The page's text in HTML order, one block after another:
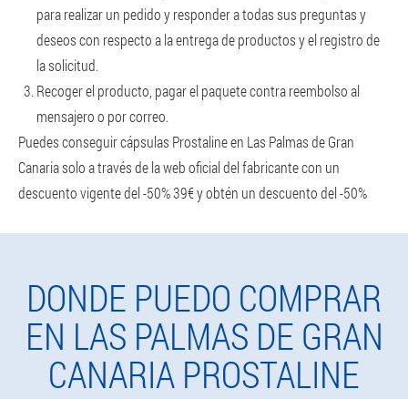
para realizar un pedido y responder a todas sus preguntas y
deseos con respecto a la entrega de productos y el registro de
la solicitud.
Recoger el producto, pagar el paquete contra reembolso al
mensajero o por correo.
Puedes conseguir cápsulas Prostaline en Las Palmas de Gran
Canaria solo a través de la web oficial del fabricante con un
descuento vigente del -50% 39€ y obtén un descuento del -50%
DONDE PUEDO COMPRAR
EN LAS PALMAS DE GRAN
CANARIA PROSTALINE